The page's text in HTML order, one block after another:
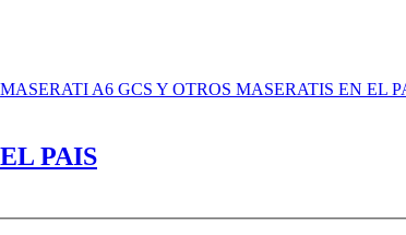
MASERATI A6 GCS Y OTROS MASERATIS EN EL
PAIS